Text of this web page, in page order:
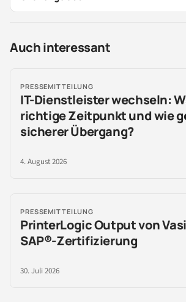
Auch interessant
PRESSEMITTEILUNG
IT-Dienstleister wechseln:
richtige Zeitpunkt und wie
sicherer Übergang?
4. August 2026
PRESSEMITTEILUNG
PrinterLogic Output von
SAP®-Zertifizierung
30. Juli 2026